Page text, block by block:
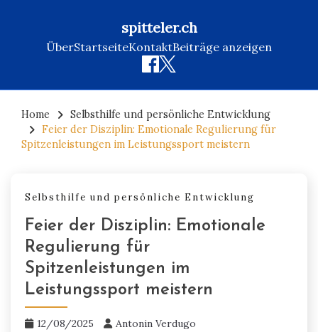
spitteler.ch
ÜberStartseiteKontaktBeiträge anzeigen
content
Home
Selbsthilfe und persönliche Entwicklung
Feier der Disziplin: Emotionale Regulierung für
Spitzenleistungen im Leistungssport meistern
Selbsthilfe und persönliche Entwicklung
Feier der Disziplin: Emotionale
Regulierung für
Spitzenleistungen im
Leistungssport meistern
12/08/2025 Antonin Verdugo